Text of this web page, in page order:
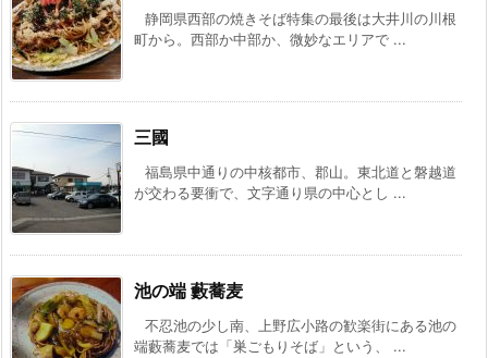
静岡県西部の焼きそば特集の最後は大井川の川根
町から。西部か中部か、微妙なエリアで ...
三國
福島県中通りの中核都市、郡山。東北道と磐越道
が交わる要衝で、文字通り県の中心とし ...
池の端 藪蕎麦
不忍池の少し南、上野広小路の歓楽街にある池の
端藪蕎麦では「巣ごもりそば」という、 ...